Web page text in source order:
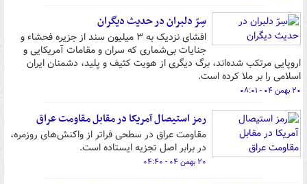
سِرّ دلبران در حدیث دیگران
افشای نزدیک به ۳ میلیون سند از جزیره فحشاء و
جنایات بی‌شماری که سران و مقامات آمریکایی و
اروپایی مرتکب شده‌اند، برگ دیگری از هویت کثیف و پلید، دشمنان ایران
اسلامی را بر ملا کرده است.
۲۰ بهمن ۰۴ - ۰۸:۰۱
رمز استیصال آمریکا در مقابل مقاومت عراق
مقاومت عراق در سطحی فراتر از واکنش‌های روزمره،
در برابر اصل تجزیه ایستاده است.
۲۰ بهمن ۰۴ - ۰۴:۴۰